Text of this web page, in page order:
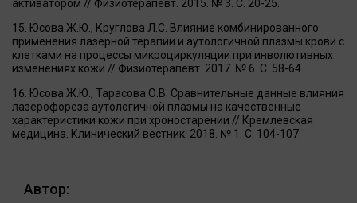
активатором // Физиотерапевт. 2015. № 3. С. 20-25.
Юсова Ж.Ю., Круглова Л.С. Влияние комбинированного
применения лазерной терапии и аутологичной плазмы крови с
клетками на процессы микроциркуляции при инволютивных
изменениях кожи // Физиотерапевт. 2017. № 6. С. 58-64.
Юсова Ж.Ю., Тарасова О.В. Сравнительные данные влияния
лазерофореза аутологичной плазмы на качественные
характеристики кожи при хроностарении // Кремлевская
медицина. Клинический вестник. 2018. № 1. С. 104-107.
Автор: